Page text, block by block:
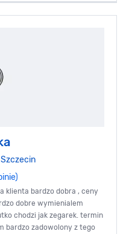
Szczecin
klienta bardzo dobra , ceny
dobre wymienialem
chodzi jak zegarek. termin
bardzo zadowolony z tego